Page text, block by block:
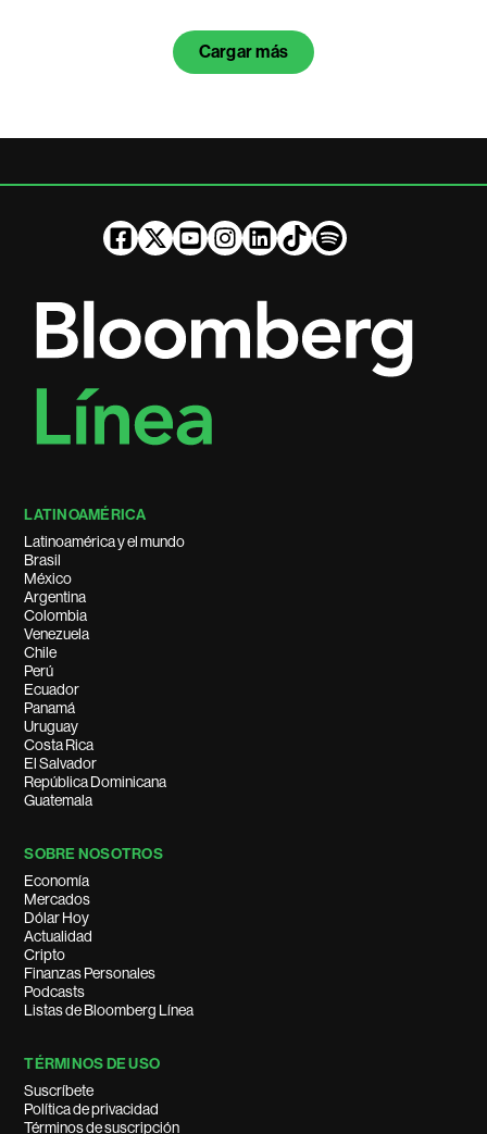
Cargar más
LATINOAMÉRICA
Latinoamérica y el mundo
Brasil
México
Argentina
Colombia
Venezuela
Chile
Perú
Ecuador
Panamá
Uruguay
Costa Rica
El Salvador
República Dominicana
Guatemala
SOBRE NOSOTROS
Economía
Mercados
Dólar Hoy
Actualidad
Cripto
Finanzas Personales
Podcasts
Listas de Bloomberg Línea
TÉRMINOS DE USO
Suscríbete
Política de privacidad
Términos de suscripción